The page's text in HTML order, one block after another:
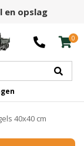
en opslag
0
40x40 cm